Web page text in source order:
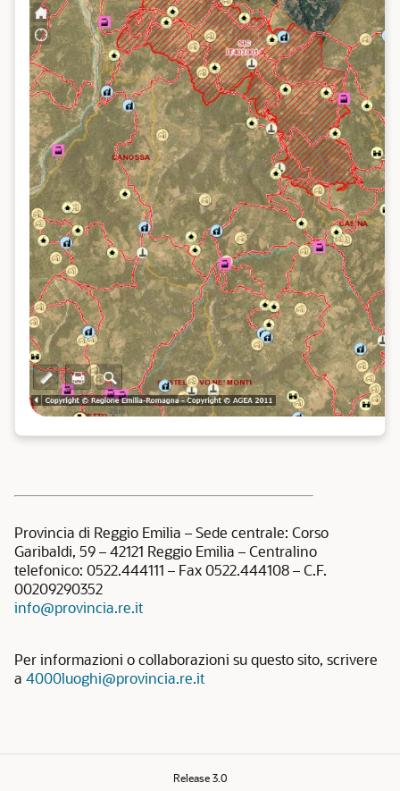
Provincia di Reggio Emilia – Sede centrale: Corso
Garibaldi, 59 – 42121 Reggio Emilia – Centralino
telefonico: 0522.444111 – Fax 0522.444108 – C.F.
00209290352
info@provincia.re.it
Per informazioni o collaborazioni su questo sito, scrivere
a 4000luoghi@provincia.re.it
Release 3.0